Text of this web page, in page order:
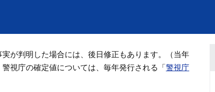
が判明した場合には、後日修正もあります。（当年
視庁の確定値については、毎年発行される「 警視庁